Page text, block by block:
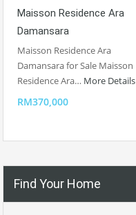
Maisson Residence Ara
Damansara
Maisson Residence Ara
Damansara for Sale Maisson
Residence Ara… More Details
RM370,000
Find Your Home